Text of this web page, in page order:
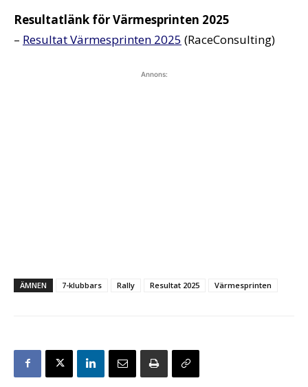
Resultatlänk för Värmesprinten 2025
– Resultat Värmesprinten 2025 (RaceConsulting)
Annons:
ÄMNEN 7-klubbars Rally Resultat 2025 Värmesprinten